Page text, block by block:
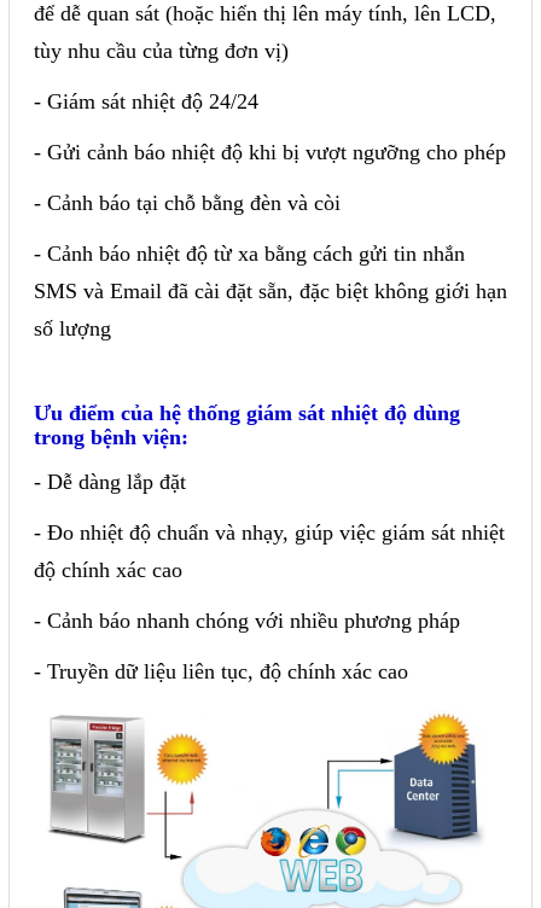
để dễ quan sát (hoặc hiển thị lên máy tính, lên LCD,
tùy nhu cầu của từng đơn vị)
- Giám sát nhiệt độ 24/24
- Gửi cảnh báo nhiệt độ khi bị vượt ngưỡng cho phép
- Cảnh báo tại chỗ bằng đèn và còi
- Cảnh báo nhiệt độ từ xa bằng cách gửi tin nhắn
SMS và Email đã cài đặt sẵn, đặc biệt không giới hạn
số lượng
Ưu điểm của hệ thống giám sát nhiệt độ dùng
trong bệnh viện:
- Dễ dàng lắp đặt
- Đo nhiệt độ chuẩn và nhạy, giúp việc giám sát nhiệt
độ chính xác cao
- Cảnh báo nhanh chóng với nhiều phương pháp
- Truyền dữ liệu liên tục, độ chính xác cao